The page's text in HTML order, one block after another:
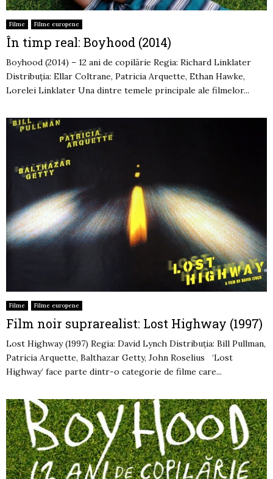
Filme Filme europene
În timp real: Boyhood (2014)
Boyhood (2014) – 12 ani de copilărie Regia: Richard Linklater
Distribuția: Ellar Coltrane, Patricia Arquette, Ethan Hawke,
Lorelei Linklater Una dintre temele principale ale filmelor...
Filme Filme europene
Film noir suprarealist: Lost Highway (1997)
Lost Highway (1997) Regia: David Lynch Distribuția: Bill Pullman,
Patricia Arquette, Balthazar Getty, John Roselius ‘Lost
Highway’ face parte dintr-o categorie de filme care...